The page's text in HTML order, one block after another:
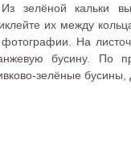
зелёной кальки
их между
На
бусину. По
зелёные бусины,